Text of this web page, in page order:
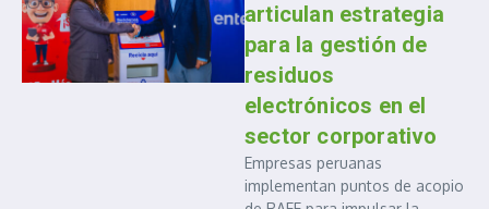
articulan estrategia
para la gestión de
residuos
electrónicos en el
sector corporativo
Empresas peruanas
implementan puntos de acopio